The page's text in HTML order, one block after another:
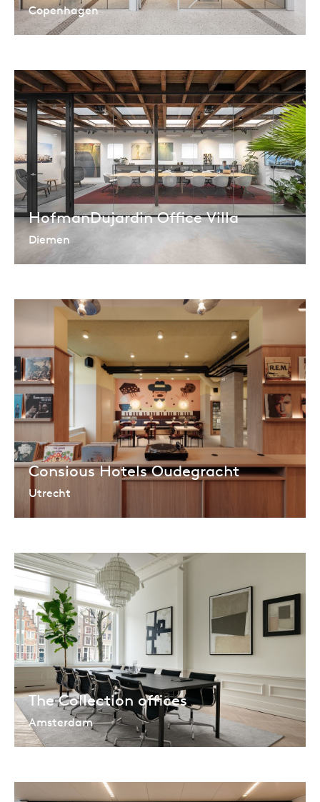
Copenhagen
HofmanDujardin Office Villa
Diemen
Consious Hotels Oudegracht
Utrecht
The Collection offices
Amsterdam